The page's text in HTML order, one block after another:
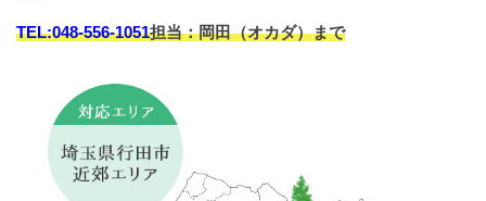
TEL:048-556-1051担当：岡田（オカダ）まで